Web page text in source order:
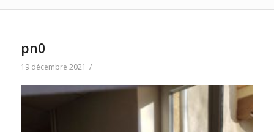
pn0
19 décembre 2021 /